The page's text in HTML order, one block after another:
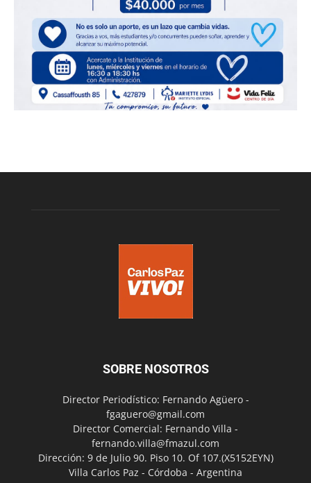
SOBRE NOSOTROS
Director Periodístico: Fernando Agüero -
fgaguero@gmail.com
Director Comercial: Fernando Villa -
fernando.villa@fmazul.com
Dirección: 9 de Julio 90. Piso 10. Of 107.(X5152EYN)
Villa Carlos Paz - Córdoba - Argentina